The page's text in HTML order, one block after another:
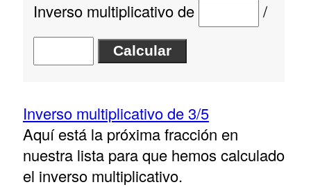
Inverso multiplicativo de /
Inverso multiplicativo de 3/5
Aquí está la próxima fracción en
nuestra lista para que hemos calculado
el inverso multiplicativo.